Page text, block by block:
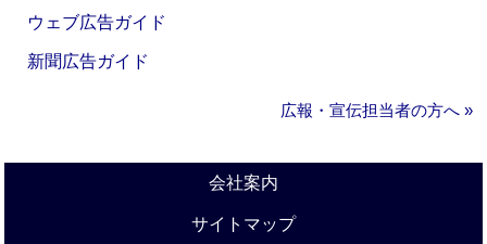
ウェブ広告ガイド
新聞広告ガイド
広報・宣伝担当者の方へ »
会社案内
サイトマップ